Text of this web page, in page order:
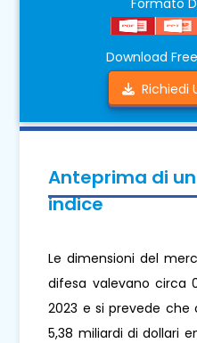
Download
Richiedi
Anteprima di
indice
Le dimensioni del
difesa valevano circa
2023 e si prevede
5,38 miliardi di dollari